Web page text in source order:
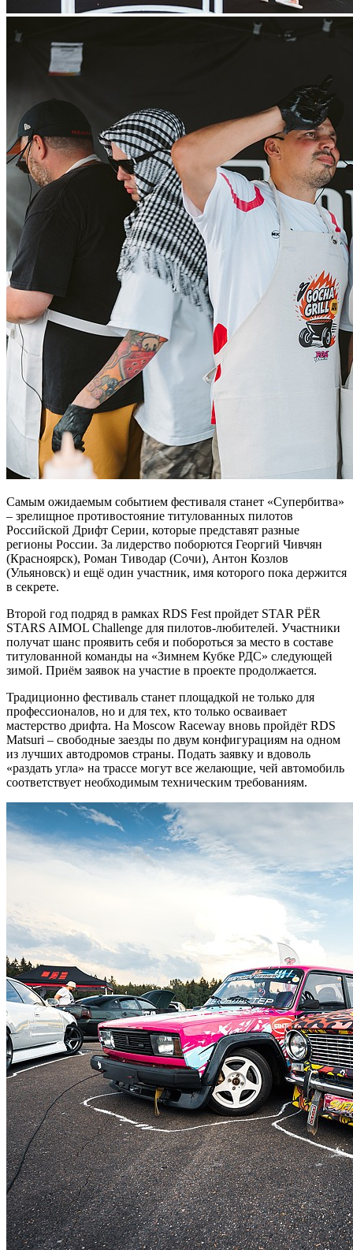
Самым ожидаемым событием фестиваля станет «Супербитва»
– зрелищное противостояние титулованных пилотов
Российской Дрифт Серии, которые представят разные
регионы России. За лидерство поборются Георгий Чивчян
(Красноярск), Роман Тиводар (Сочи), Антон Козлов
(Ульяновск) и ещё один участник, имя которого пока держится
в секрете.
Второй год подряд в рамках RDS Fest пройдет STAR PËR
STARS AIMOL Challenge для пилотов-любителей. Участники
получат шанс проявить себя и побороться за место в составе
титулованной команды на «Зимнем Кубке РДС» следующей
зимой. Приём заявок на участие в проекте продолжается.
Традиционно фестиваль станет площадкой не только для
профессионалов, но и для тех, кто только осваивает
мастерство дрифта. На Moscow Raceway вновь пройдёт RDS
Matsuri – свободные заезды по двум конфигурациям на одном
из лучших автодромов страны. Подать заявку и вдоволь
«раздать угла» на трассе могут все желающие, чей автомобиль
соответствует необходимым техническим требованиям.